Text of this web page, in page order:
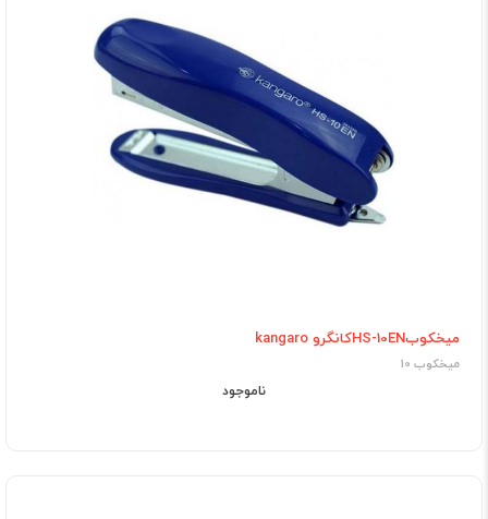
میخکوبHS-10ENکانگرو kangaro
میخکوب 10
ناموجود